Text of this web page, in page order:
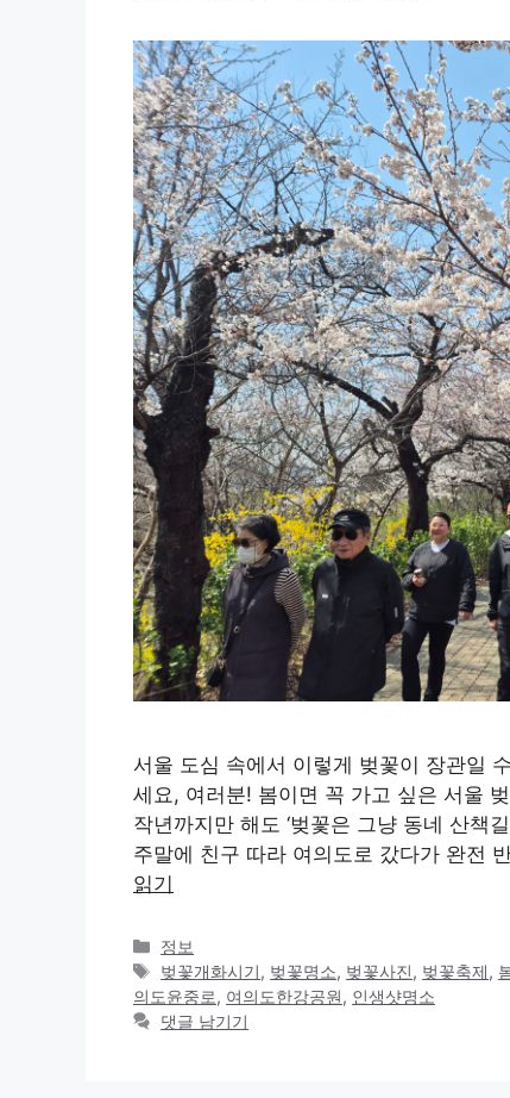
서울 도심 속에서 이렇게 벚꽃이 장관일
세요, 여러분! 봄이면 꼭 가고 싶은 서울
작년까지만 해도 ‘벚꽃은 그냥 동네 산책
주말에 친구 따라 여의도로 갔다가 완전
읽기
카
테
고
리
정보
태
그
벚꽃개화시기, 벚꽃명소, 벚꽃사진, 벚꽃축제,
의도윤중로, 여의도한강공원, 인생샷명소
댓글 남기기